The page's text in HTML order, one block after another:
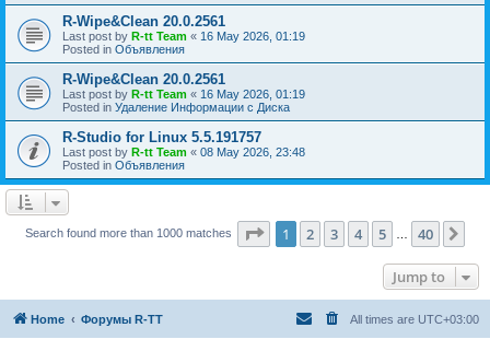
R-Wipe&Clean 20.0.2561
Last post by R-tt Team « 16 May 2026, 01:19
Posted in Объявления
R-Wipe&Clean 20.0.2561
Last post by R-tt Team « 16 May 2026, 01:19
Posted in Удаление Информации с Диска
R-Studio for Linux 5.5.191757
Last post by R-tt Team « 08 May 2026, 23:48
Posted in Объявления
Search found more than 1000 matches Page 1of 40
1 2 3 4 5 40
Jump to
Home Форумы R-TT All times are UTC+03:00